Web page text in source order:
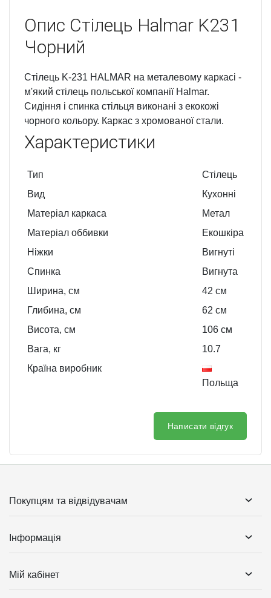
Опис Стілець Halmar K231
Чорний
Стілець K-231 HALMAR на металевому каркасі -
м'який стілець польської компанії Halmar.
Сидіння і спинка стільця виконані з екокожі
чорного кольору. Каркас з хромованої стали.
Характеристики
Тип
Стілець
Вид
Кухонні
Матеріал каркаса
Метал
Матеріал оббивки
Екошкіра
Ніжки
Вигнуті
Спинка
Вигнута
Ширина, см
42 см
Глибина, см
62 см
Висота, см
106 см
Вага, кг
10.7
Країна виробник
Польща
Написати відгук
Покупцям та відвідувачам
Інформація
Мій кабінет